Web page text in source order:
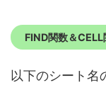
FIND関数＆
以下のシート名